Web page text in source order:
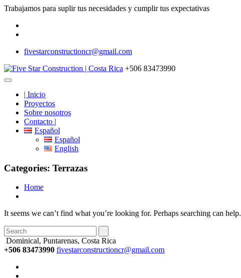
Trabajamos para suplir tus necesidades y cumplir tus expectativas
fivestarconstructioncr@gmail.com
+506 83473990
| Inicio
Proyectos
Sobre nosotros
Contacto |
Español
Español
English
Categories: Terrazas
Home
It seems we can’t find what you’re looking for. Perhaps searching can help.
Dominical, Puntarenas, Costa Rica
+506 83473990 fivestarconstructioncr@gmail.com